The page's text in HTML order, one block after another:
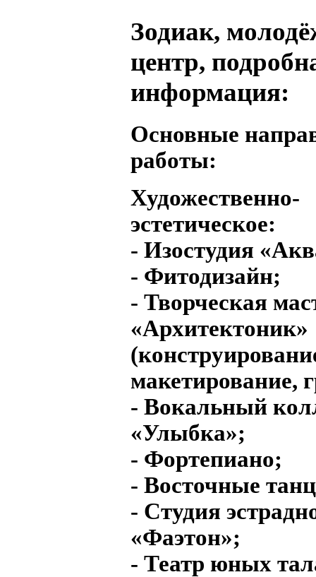
Зодиак,
центр,
информация:
Основные
работы:
Художественно-
эстетическое:
- Изостудия
- Фитодизайн;
- Творческая
«Архитектоник»
макетирование,
- Вокальный
«Улыбка»;
- Фортепиано;
- Восточные
- Студия
«Фаэтон»;
- Театр юных